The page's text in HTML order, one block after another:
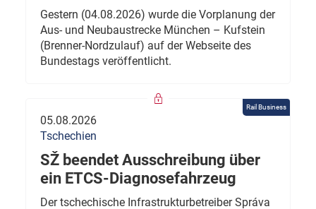
Gestern (04.08.2026) wurde die Vorplanung der
Aus- und Neubaustrecke München – Kufstein
(Brenner-Nordzulauf) auf der Webseite des
Bundestags veröffentlicht.
Rail Business
05.08.2026
Tschechien
SŽ beendet Ausschreibung über
ein ETCS-Diagnosefahrzeug
Der tschechische Infrastrukturbetreiber Správa